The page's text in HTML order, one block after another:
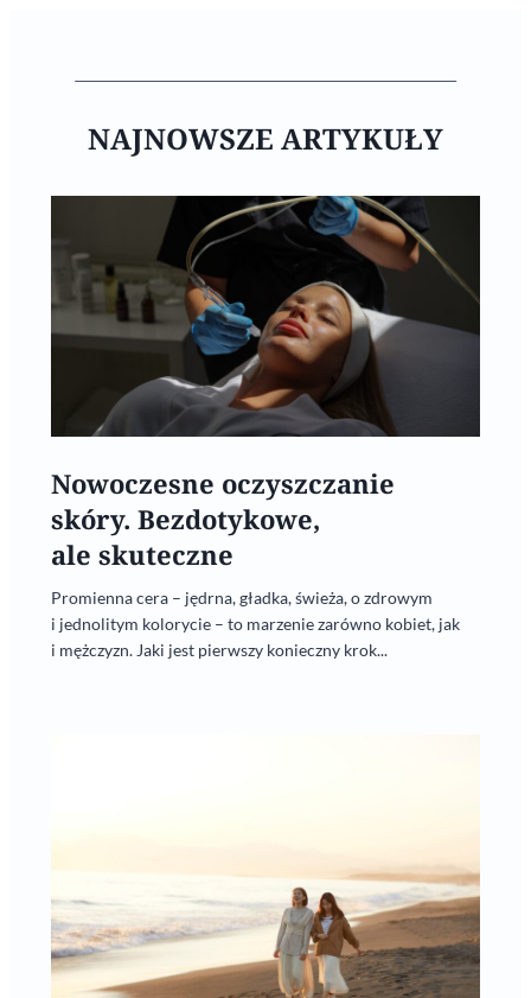
NAJNOWSZE ARTYKUŁY
Nowoczesne oczyszczanie
skóry. Bezdotykowe,
ale skuteczne
Promienna cera – jędrna, gładka, świeża, o zdrowym
i jednolitym kolorycie – to marzenie zarówno kobiet, jak
i mężczyzn. Jaki jest pierwszy konieczny krok...